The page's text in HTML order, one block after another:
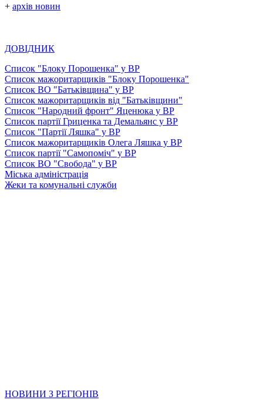
+ архів новин
ДОВІДНИК
Список "Блоку Порошенка" у ВР
Список мажоритарщиків "Блоку Порошенка"
Список ВО "Батьківщина" у ВР
Список мажоритарщиків від "Батьківщини"
Список "Народний фронт" Яценюка у ВР
Список партії Гриценка та Демальянс у ВР
Список "Партії Ляшка" у ВР
Список мажоритарщиків Олега Ляшка у ВР
Список партії "Самопоміч" у ВР
Список ВО "Свобода" у ВР
Міська адміністрація
Жеки та комунальні служби
НОВИНИ З РЕГІОНІВ